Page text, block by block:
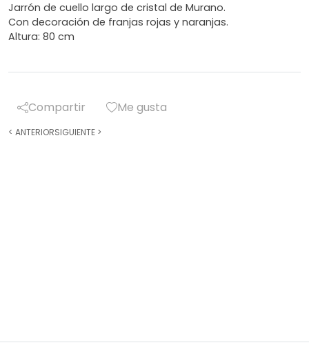
Jarrón de cuello largo de cristal de Murano.
Con decoración de franjas rojas y naranjas.
Altura: 80 cm
Compartir Me gusta
< ANTERIORSIGUIENTE >